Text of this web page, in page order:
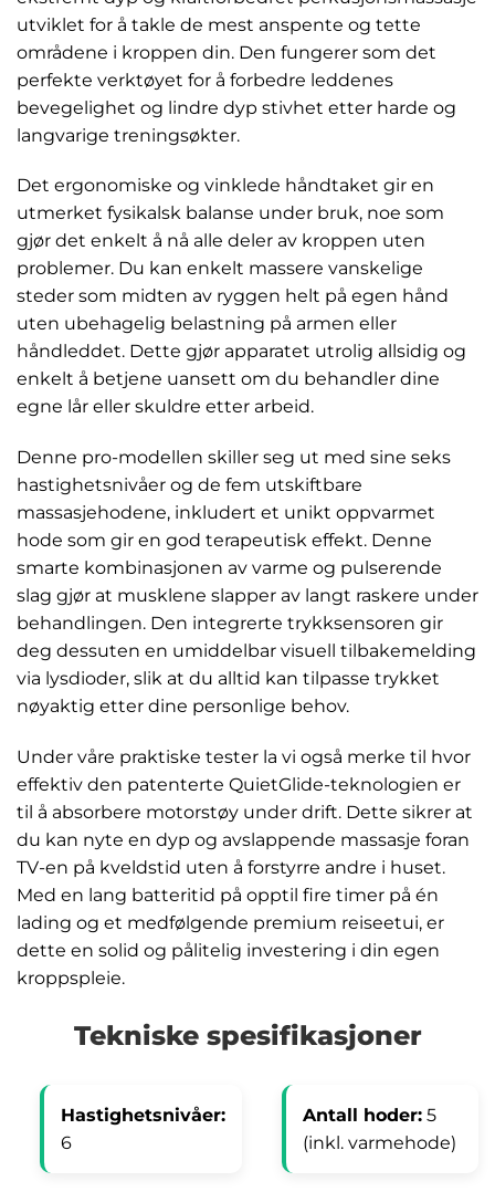
utviklet for å takle de mest anspente og tette
områdene i kroppen din. Den fungerer som det
perfekte verktøyet for å forbedre leddenes
bevegelighet og lindre dyp stivhet etter harde og
langvarige treningsøkter.
Det ergonomiske og vinklede håndtaket gir en
utmerket fysikalsk balanse under bruk, noe som
gjør det enkelt å nå alle deler av kroppen uten
problemer. Du kan enkelt massere vanskelige
steder som midten av ryggen helt på egen hånd
uten ubehagelig belastning på armen eller
håndleddet. Dette gjør apparatet utrolig allsidig og
enkelt å betjene uansett om du behandler dine
egne lår eller skuldre etter arbeid.
Denne pro-modellen skiller seg ut med sine seks
hastighetsnivåer og de fem utskiftbare
massasjehodene, inkludert et unikt oppvarmet
hode som gir en god terapeutisk effekt. Denne
smarte kombinasjonen av varme og pulserende
slag gjør at musklene slapper av langt raskere under
behandlingen. Den integrerte trykksensoren gir
deg dessuten en umiddelbar visuell tilbakemelding
via lysdioder, slik at du alltid kan tilpasse trykket
nøyaktig etter dine personlige behov.
Under våre praktiske tester la vi også merke til hvor
effektiv den patenterte QuietGlide-teknologien er
til å absorbere motorstøy under drift. Dette sikrer at
du kan nyte en dyp og avslappende massasje foran
TV-en på kveldstid uten å forstyrre andre i huset.
Med en lang batteritid på opptil fire timer på én
lading og et medfølgende premium reiseetui, er
dette en solid og pålitelig investering i din egen
kroppspleie.
Tekniske spesifikasjoner
Hastighetsnivåer:
6
Antall hoder:5
(inkl. varmehode)